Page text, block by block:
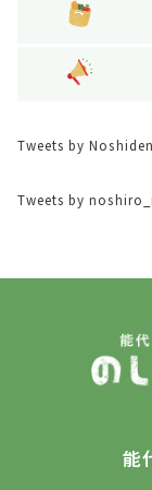
Tweets by Noshiden
Tweets by
能